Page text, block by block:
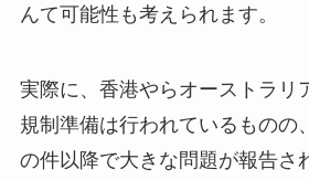
んて可能性も考えられます。
実際に、香港やらオーストラリ
規制準備は行われているものの
の件以降で大きな問題が報告さ